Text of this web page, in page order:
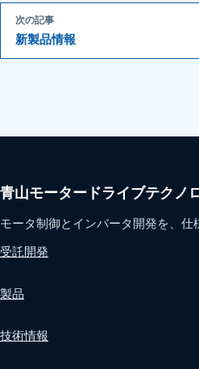
次の記事
新製品情報
青山モータードライブテクノ
モータ制御とインバータ開発を、仕
受託開発
製品
技術情報